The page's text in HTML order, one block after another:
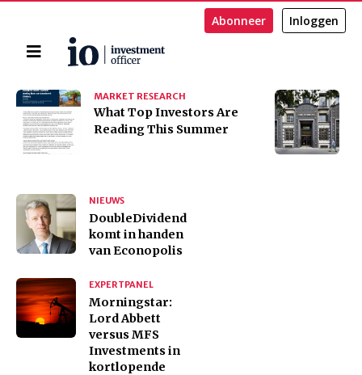
Home
Abonneer Inloggen
Zoeken MARKET RESEARCH
​​​​​​​What Top Investors Are
Reading This Summer
NIEUWS
DoubleDividend
komt in handen
van Econopolis
EXPERTPANEL
Morningstar:
Lord Abbett
versus MFS
Investments in
kortlopende